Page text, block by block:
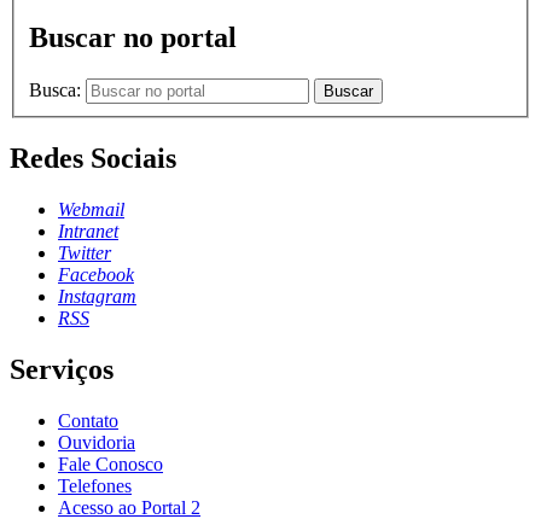
Buscar no portal
Busca: Buscar
Redes Sociais
Webmail
Intranet
Twitter
Facebook
Instagram
RSS
Serviços
Contato
Ouvidoria
Fale Conosco
Telefones
Acesso ao Portal 2